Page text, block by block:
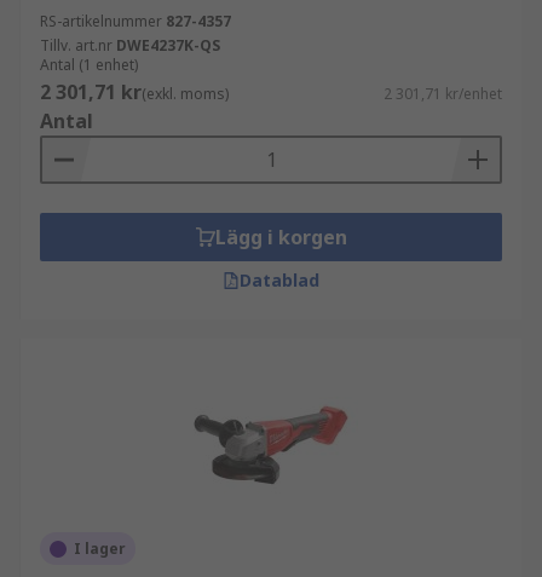
RS-artikelnummer 827-4357
Tillv. art.nr DWE4237K-QS
Antal (1 enhet)
2 301,71 kr(exkl. moms) 2 301,71 kr/enhet
Antal
Lägg i korgen
Datablad
I lager